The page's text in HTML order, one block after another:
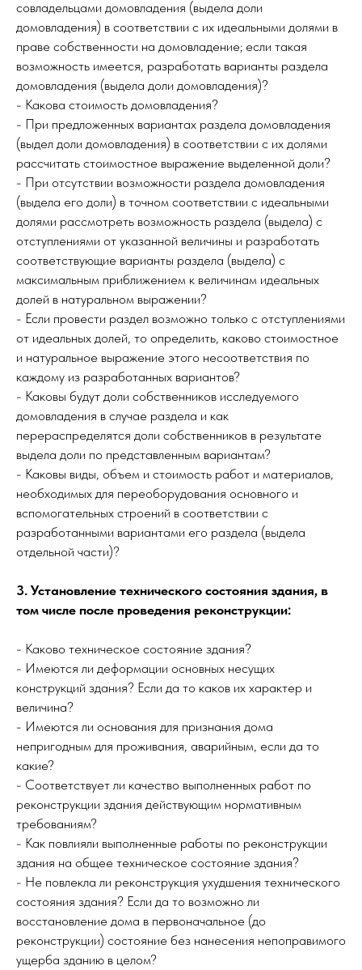
совладельцами домовладения (выдела доли
домовладения) в соответствии с их идеальными долями в
праве собственности на домовладение; если такая
возможность имеется, разработать варианты раздела
домовладения (выдела доли домовладения)?
- Какова стоимость домовладения?
- При предложенных вариантах раздела домовладения
(выдел доли домовладения) в соответствии с их долями
рассчитать стоимостное выражение выделенной доли?
- При отсутствии возможности раздела домовладения
(выдела его доли) в точном соответствии с идеальными
долями рассмотреть возможность раздела (выдела) с
отступлениями от указанной величины и разработать
соответствующие варианты раздела (выдела) с
максимальным приближением к величинам идеальных
долей в натуральном выражении?
- Если провести раздел возможно только с отступлениями
от идеальных долей, то определить, каково стоимостное
и натуральное выражение этого несоответствия по
каждому из разработанных вариантов?
- Каковы будут доли собственников исследуемого
домовладения в случае раздела и как
перераспределятся доли собственников в результате
выдела доли по представленным вариантам?
- Каковы виды, объем и стоимость работ и материалов,
необходимых для переоборудования основного и
вспомогательных строений в соответствии с
разработанными вариантами его раздела (выдела
отдельной части)?
3. Установление технического состояния здания, в
том числе после проведения реконструкции:
- Каково техническое состояние здания?
- Имеются ли деформации основных несущих
конструкций здания? Если да то каков их характер и
величина?
- Имеются ли основания для признания дома
непригодным для проживания, аварийным, если да то
какие?
- Соответствует ли качество выполненных работ по
реконструкции здания действующим нормативным
требованиям?
- Как повлияли выполненные работы по реконструкции
здания на общее техническое состояние здания?
- Не повлекла ли реконструкция ухудшения технического
состояния здания? Если да то возможно ли
восстановление дома в первоначальное (до
реконструкции) состояние без нанесения непоправимого
ущерба зданию в целом?